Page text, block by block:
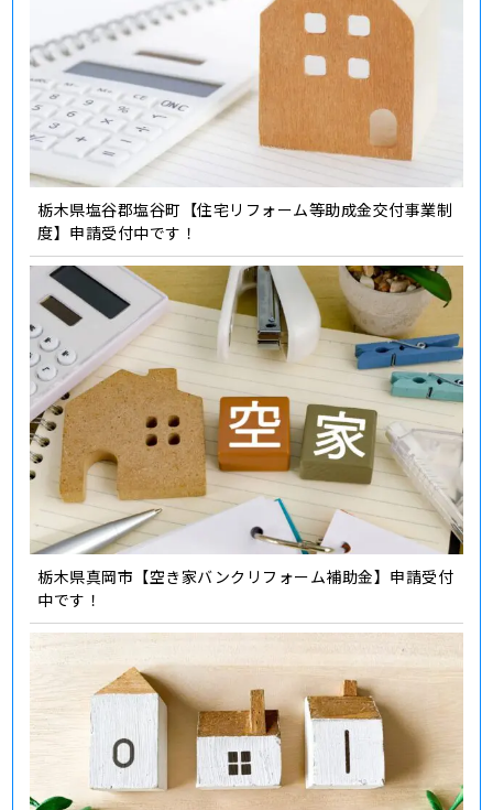
栃木県塩谷郡塩谷町【住宅リフォーム等助成金交付事業制
度】申請受付中です！
栃木県真岡市【空き家バンクリフォーム補助金】申請受付
中です！